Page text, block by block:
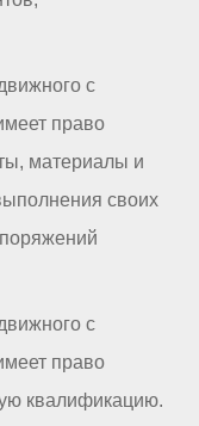
с
право
материалы и
своих
с
право
квалификацию.